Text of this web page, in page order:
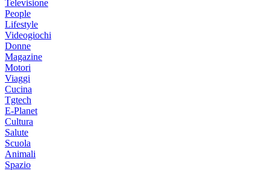
Televisione
People
Lifestyle
Videogiochi
Donne
Magazine
Motori
Viaggi
Cucina
Tgtech
E-Planet
Cultura
Salute
Scuola
Animali
Spazio